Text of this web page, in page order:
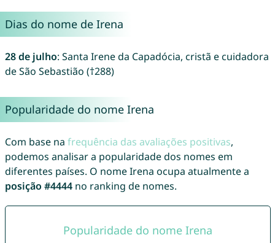
Dias do nome de Irena
28 de julho: Santa Irene da Capadócia, cristã e cuidadora
de São Sebastião (†288)
Popularidade do nome Irena
Com base na frequência das avaliações positivas,
podemos analisar a popularidade dos nomes em
diferentes países. O nome Irena ocupa atualmente a
posição #4444no ranking de nomes.